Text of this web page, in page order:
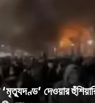
‘মৃত্যুদণ্ড’ দেওয়ার